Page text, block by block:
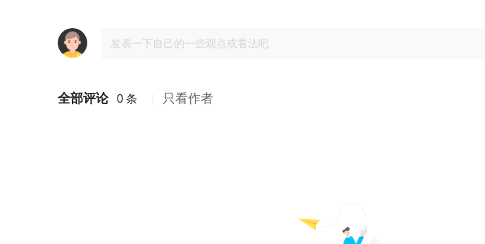
全部评论 0 条 只看作者